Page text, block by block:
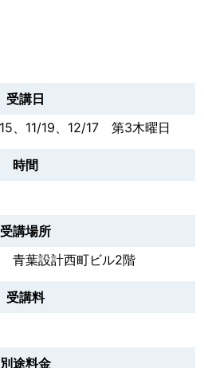
受講日
、11/19、12/17 第3木曜日
時間
受講場所
青葉設計西町ビル2階
受講料
別途料金